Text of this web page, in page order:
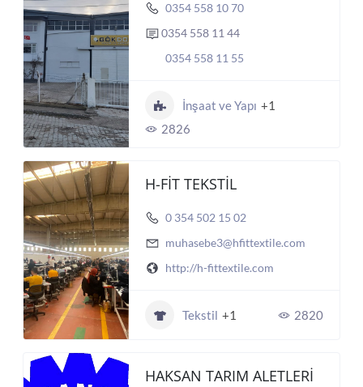
0354 558 10 70
0354 558 11 44
0354 558 11 55
İnşaat ve Yapı +1
2826
H-FİT TEKSTİL
0 354 502 15 02
muhasebe3@hfittextile.com
http://h-fittextile.com
Tekstil +1 2820
HAKSAN TARIM ALETLERİ